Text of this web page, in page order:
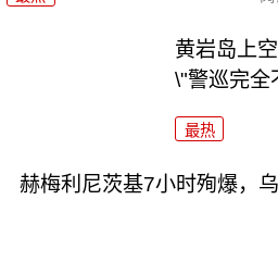
黄岩岛上
\"警巡完全
最热
赫梅利尼茨基7小时殉爆，